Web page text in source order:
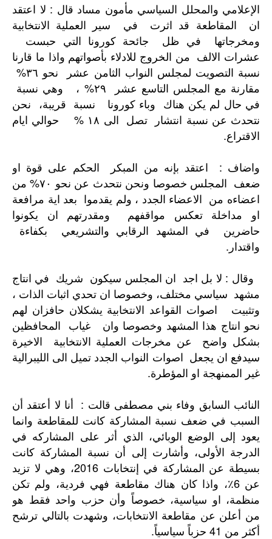
الإعلامي والمحلل السياسي مأمون مساد قال : لا اعتقد
ان المقاطعة قد اثرت في سير العملية الانتخابية
ومخرجاتها في ظل جائحة كورونا التي حبست
عشرات الالف من الخروج للادلاء بأصواتهم واذا ما قارنا
نسبة التصويت لمجلس النواب الثامن عشر نحو ٣٦%
مقارنة مع المجلس التاسع عشر ٢٩% ، وهي نسبة
في حال لم يكن هناك وباء كورونا نسبة قريبة، نحن
نتحدث عن نسبة انتشار تصل الى ١٨ % حوالي ايام
الاقتراع.
واضاف : اعتقد بإنه من المبكر الحكم على قوة او
ضعف المجلس خصوصا ونحن نتحدث عن نحو ٧٠% من
اعضاءه من الاعضاء الجدد ، ولم يقدموا بعد اية مرافعة
او مداخلة تعكس مواقفهم ومقدرتهم ان يكونوا
حاضرين في المشهد الرقابي والتشريعي بكفاءة
واقتدار.
وقال : لا بل اجد ان المجلس سيكون شريك في انتاج
مشهد سياسي مختلف، وخصوصا ان تحدي اثبات الذات ،
وتثبيت اصوات القواعد الانتخابية يشكلان حافزان لهم
نحو انتاج هذا المشهد وخصوصا وان غياب المحافظين
بشكل واضح عن مخرجات العملية الانتخابية الاخيرة
سيدفع ان يجعل اصوات النواب الجدد تميل الى الليبرالية
غير الممنهجة او المؤطرة.
النائب السابق وفاء بني مصطفى قالت : أنا لا أعتقد أن
السبب في ضعف نسبة المشاركة كانت للمقاطعة وانما
يعود إلى الوضع الوبائي، الذي أثر على المشاركه في
الدرجة الأولى، وأشارت إلى أن نسبة المشاركة كانت
بسيطة عن المشاركة في إنتخابات 2016، وهي لا تزيد
عن 6٪، واذا كان هناك مقاطعة فهي فردية، ولم تكن
منظمة، او سياسية، خصوصاً وأن حزب واحد فقط هو
من أعلن عن مقاطعة الانتخابات، وشهدت بالتالي ترشح
أكثر من 41 حزباً سياسياً.